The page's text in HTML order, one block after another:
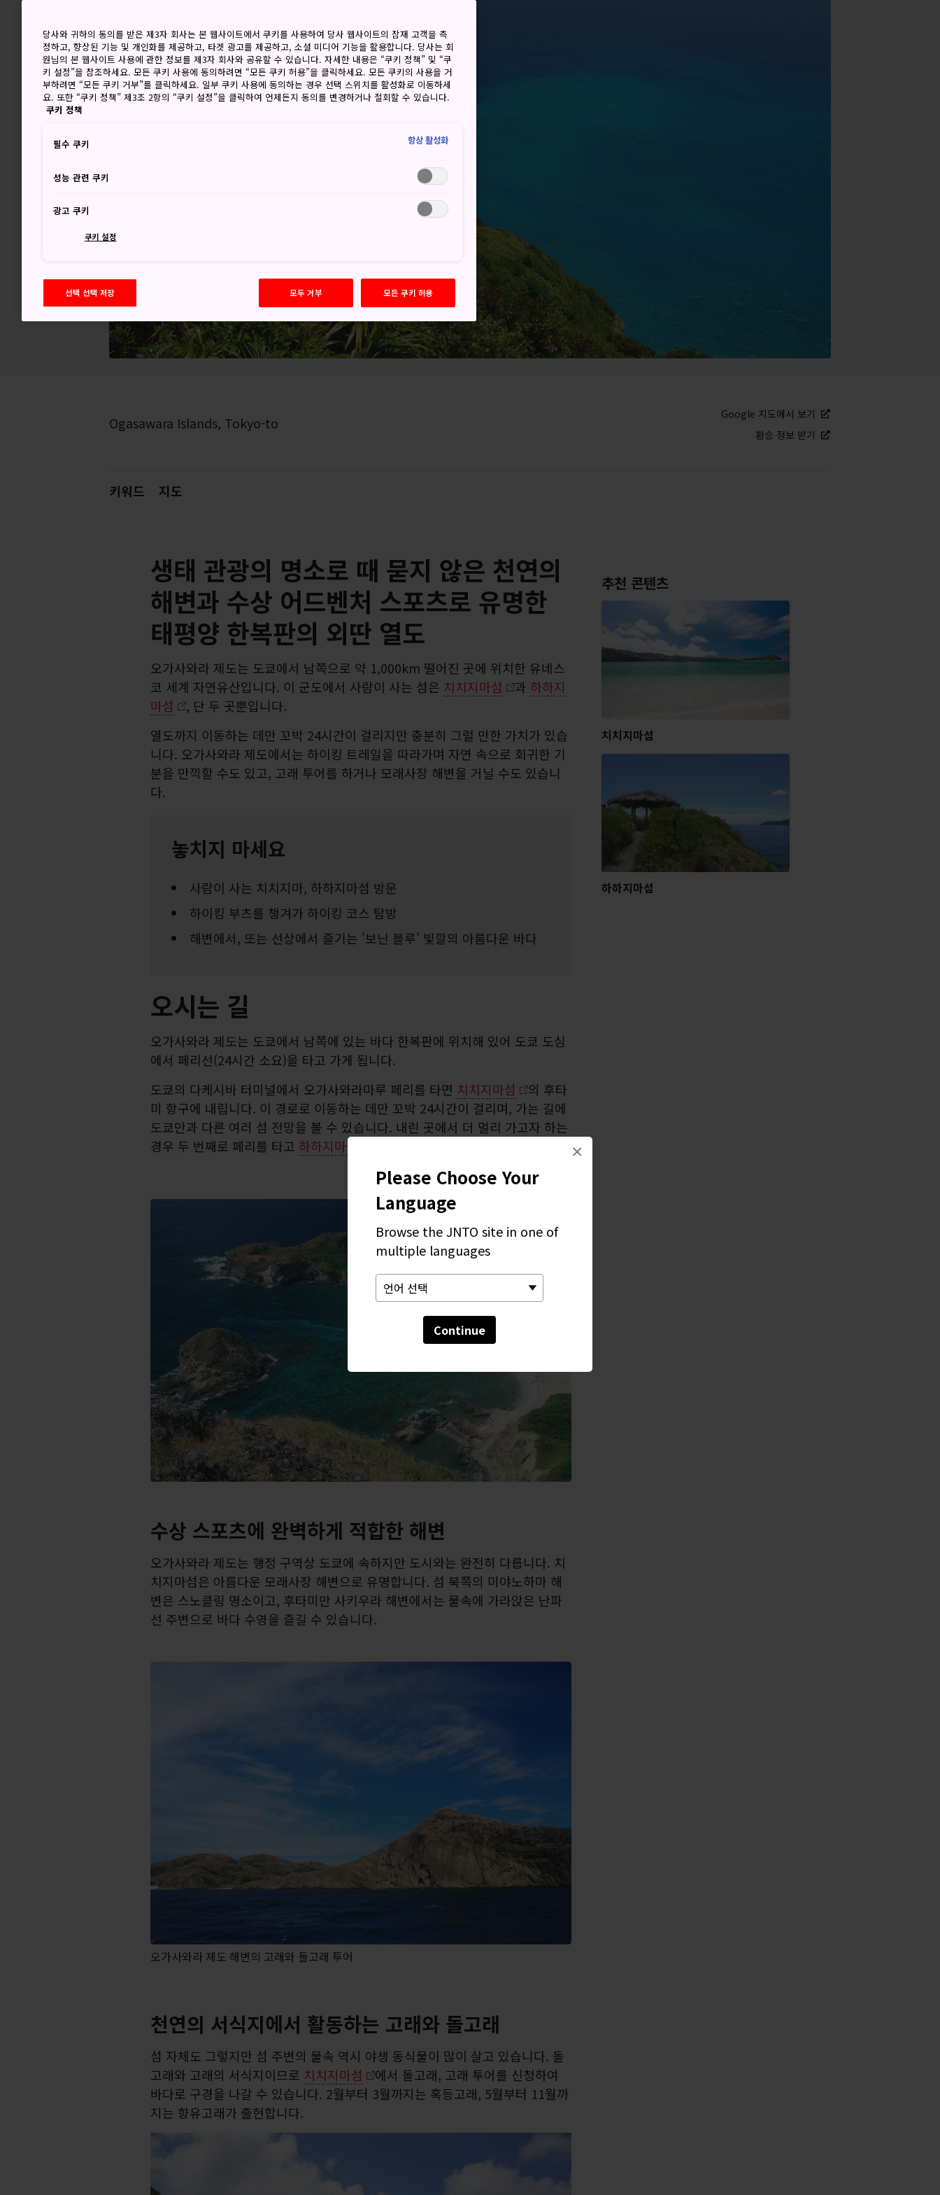
Please Choose Your
Language
Browse the JNTO site in one of
multiple languages
Continue
×
Ogasawara Islands, Tokyo-to
Google 지도에서 보기
환승 정보 받기
키워드 지도
생태 관광의 명소로 때 묻지 않은 천연의
해변과 수상 어드벤처 스포츠로 유명한
태평양 한복판의 외딴 열도
오가사와라 제도는 도쿄에서 남쪽으로 약 1,000km 떨어진 곳에 위치한 유네스
코 세계 자연유산입니다. 이 군도에서 사람이 사는 섬은 치치지마섬 과 하하지
마섬
, 단 두 곳뿐입니다.
열도까지 이동하는 데만 꼬박 24시간이 걸리지만 충분히 그럴 만한 가치가 있습
니다. 오가사와라 제도에서는 하이킹 트레일을 따라가며 자연 속으로 회귀한 기
분을 만끽할 수도 있고, 고래 투어를 하거나 모래사장 해변을 거닐 수도 있습니
다.
놓치지 마세요
사람이 사는 치치지마, 하하지마섬 방문
하이킹 부츠를 챙겨가 하이킹 코스 탐방
해변에서, 또는 선상에서 즐기는 '보닌 블루' 빛깔의 아름다운 바다
오시는 길
오가사와라 제도는 도쿄에서 남쪽에 있는 바다 한복판에 위치해 있어 도쿄 도심
에서 페리선(24시간 소요)을 타고 가게 됩니다.
도쿄의 다케시바 터미널에서 오가사와라마루 페리를 타면 치치지마섬
의 후타
미 항구에 내립니다. 이 경로로 이동하는 데만 꼬박 24시간이 걸리며, 가는 길에
도쿄만과 다른 여러 섬 전망을 볼 수 있습니다. 내린 곳에서 더 멀리 가고자 하는
경우 두 번째로 페리를 타고 하하지마섬
수상 스포츠에 완벽하게 적합한 해변
오가사와라 제도는 행정 구역상 도쿄에 속하지만 도시와는 완전히 다릅니다. 치
치지마섬은 아름다운 모래사장 해변으로 유명합니다. 섬 북쪽의 미야노하마 해
변은 스노클링 명소이고, 후타미만 사키우라 해변에서는 물속에 가라앉은 난파
선 주변으로 바다 수영을 즐길 수 있습니다.
오가사와라 제도 해변의 고래와 돌고래 투어
천연의 서식지에서 활동하는 고래와 돌고래
섬 자체도 그렇지만 섬 주변의 물속 역시 야생 동식물이 많이 살고 있습니다. 돌
고래와 고래의 서식지이므로 치치지마섬
에서 돌고래, 고래 투어를 신청하여
바다로 구경을 나갈 수 있습니다. 2월부터 3월까지는 혹등고래, 5월부터 11월까
지는 향유고래가 출현합니다.
추천 콘텐츠
치치지마섬
하하지마섬
당사와 귀하의 동의를 받은 제3자 회사는 본 웹사이트에서 쿠키를 사용하여 당사 웹사이트의 잠재 고객을 측
정하고, 향상된 기능 및 개인화를 제공하고, 타겟 광고를 제공하고, 소셜 미디어 기능을 활용합니다. 당사는 회
원님의 본 웹사이트 사용에 관한 정보를 제3자 회사와 공유할 수 있습니다. 자세한 내용은 “쿠키 정책” 및 “쿠
키 설정”을 참조하세요. 모든 쿠키 사용에 동의하려면 “모든 쿠키 허용”을 클릭하세요. 모든 쿠키의 사용을 거
부하려면 “모든 쿠키 거부”를 클릭하세요. 일부 쿠키 사용에 동의하는 경우 선택 스위치를 활성화로 이동하세
요. 또한 “쿠키 정책” 제3조 2항의 “쿠키 설정”을 클릭하여 언제든지 동의를 변경하거나 철회할 수 있습니다.
쿠키 정책
필수 쿠키 항상 활성화
성능 관련 쿠키
광고 쿠키
쿠키 설정
선택 선택 저장 모두 거부 모든 쿠키 허용